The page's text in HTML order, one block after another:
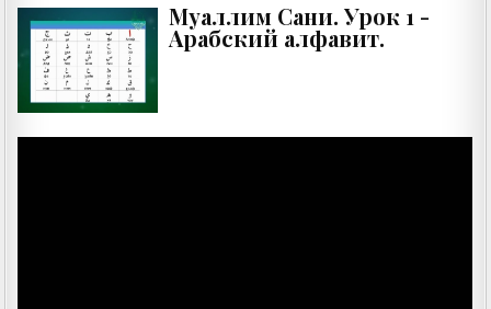
Муаллим Сани. Урок 1 -
Арабский алфавит.